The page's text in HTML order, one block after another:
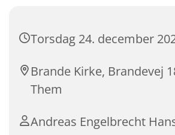
Torsdag 24. december
Brande Kirke, Brandevej
Them
Andreas Engelbrecht